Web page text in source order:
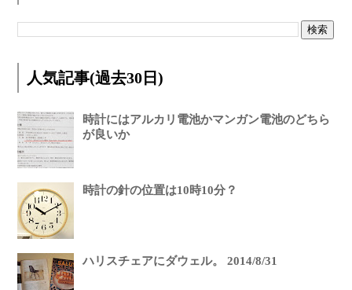
人気記事(過去30日)
時計にはアルカリ電池かマンガン電池のどちら
が良いか
時計の針の位置は10時10分？
ハリスチェアにダウェル。 2014/8/31